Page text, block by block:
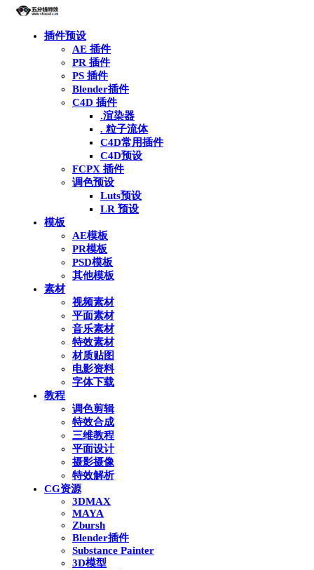
插件预设
AE 插件
PR 插件
PS 插件
Blender插件
C4D 插件
.渲染器
. 粒子流体
C4D常用插件
C4D预设
FCPX 插件
调色预设
Luts预设
LR 预设
模板
AE模板
PR模板
PSD模板
其他模板
素材
视频素材
平面素材
音乐素材
特效素材
材质贴图
电影资料
字体下载
教程
调色剪辑
特效合成
三维教程
平面设计
摄影摄像
特效解析
CG资源
3DMAX
MAYA
Zbursh
Blender插件
Substance Painter
3D模型